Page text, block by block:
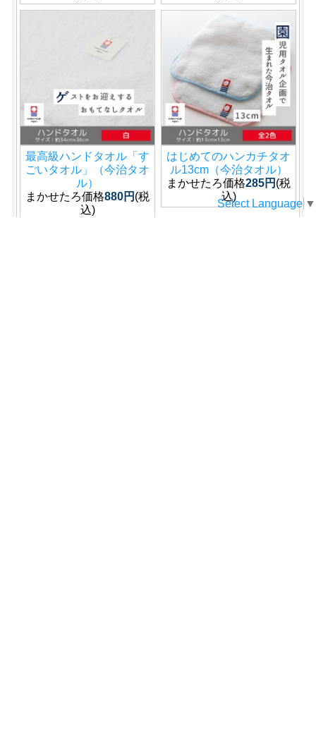
最高級ハンドタオル「す
ごいタオル」（今治タオ
ル）
まかせたろ価格880円 (税
込)
はじめてのハンカチタオ
ル13cm（今治タオル）
まかせたろ価格285円 (税
込)
Select Language ▼